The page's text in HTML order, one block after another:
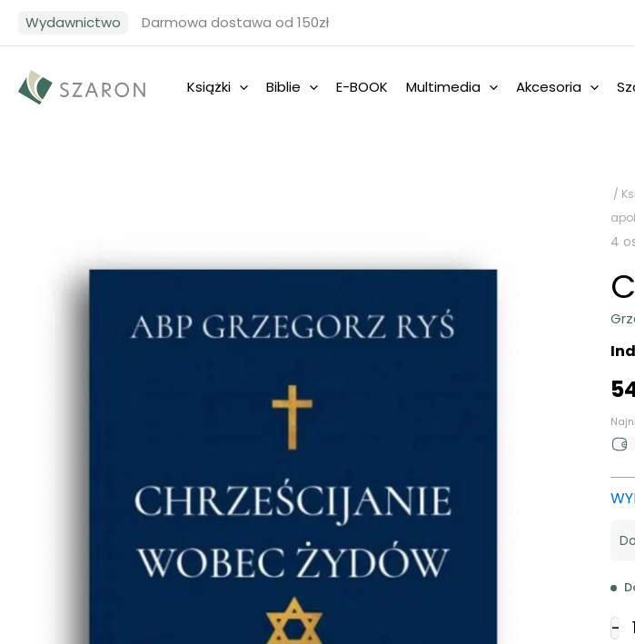
Wydawnictwo Darmowa dostawa od 150zł
Książki Biblie E-BOOK Multimedia Akcesoria
/
4
-